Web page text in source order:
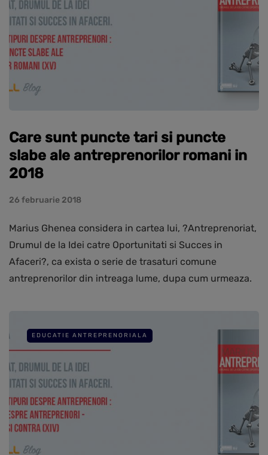
Care sunt puncte tari si puncte
slabe ale antreprenorilor romani in
2018
26 februarie 2018
Marius Ghenea considera in cartea lui, ?Antreprenoriat,
Drumul de la Idei catre Oportunitati si Succes in
Afaceri?, ca exista o serie de trasaturi comune
antreprenorilor din intreaga lume, dupa cum urmeaza.
EDUCATIE ANTREPRENORIALA